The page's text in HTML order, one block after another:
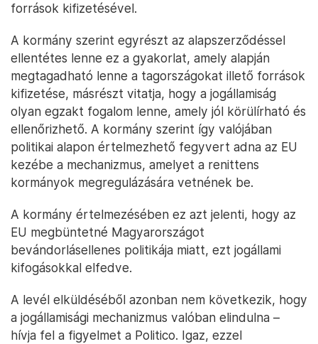
források kifizetésével.
A kormány szerint egyrészt az alapszerződéssel
ellentétes lenne ez a gyakorlat, amely alapján
megtagadható lenne a tagországokat illető források
kifizetése, másrészt vitatja, hogy a jogállamiság
olyan egzakt fogalom lenne, amely jól körülírható és
ellenőrizhető. A kormány szerint így valójában
politikai alapon értelmezhető fegyvert adna az EU
kezébe a mechanizmus, amelyet a renittens
kormányok megregulázására vetnének be.
A kormány értelmezésében ez azt jelenti, hogy az
EU megbüntetné Magyarországot
bevándorlásellenes politikája miatt, ezt jogállami
kifogásokkal elfedve.
A levél elküldéséből azonban nem következik, hogy
a jogállamisági mechanizmus valóban elindulna –
hívja fel a figyelmet a Politico. Igaz, ezzel